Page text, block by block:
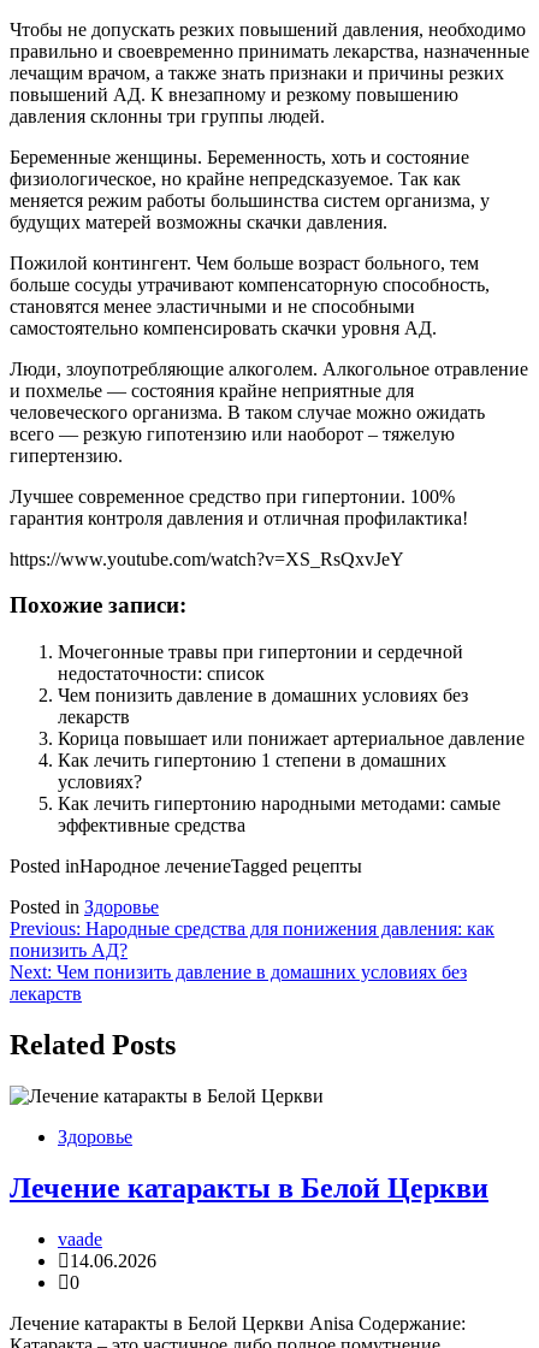
Чтобы не допускать резких повышений давления, необходимо
правильно и своевременно принимать лекарства, назначенные
лечащим врачом, а также знать признаки и причины резких
повышений АД. К внезапному и резкому повышению
давления склонны три группы людей.
Беременные женщины. Беременность, хоть и состояние
физиологическое, но крайне непредсказуемое. Так как
меняется режим работы большинства систем организма, у
будущих матерей возможны скачки давления.
Пожилой контингент. Чем больше возраст больного, тем
больше сосуды утрачивают компенсаторную способность,
становятся менее эластичными и не способными
самостоятельно компенсировать скачки уровня АД.
Люди, злоупотребляющие алкоголем. Алкогольное отравление
и похмелье — состояния крайне неприятные для
человеческого организма. В таком случае можно ожидать
всего — резкую гипотензию или наоборот – тяжелую
гипертензию.
Лучшее современное средство при гипертонии. 100%
гарантия контроля давления и отличная профилактика!
https://www.youtube.com/watch?v=XS_RsQxvJeY
Похожие записи:
Мочегонные травы при гипертонии и сердечной
недостаточности: список
Чем понизить давление в домашних условиях без
лекарств
Корица повышает или понижает артериальное давление
Как лечить гипертонию 1 степени в домашних
условиях?
Как лечить гипертонию народными методами: самые
эффективные средства
Posted inНародное лечениеTagged рецепты
Posted in Здоровье
Навигация
по
записям
Previous: Народные средства для понижения давления: как
понизить АД?
Next: Чем понизить давление в домашних условиях без
лекарств
Related Posts
Здоровье
Лечение катаракты в Белой Церкви
vaade
14.06.2026
0
Лечение катаракты в Белой Церкви Anisa Содержание: